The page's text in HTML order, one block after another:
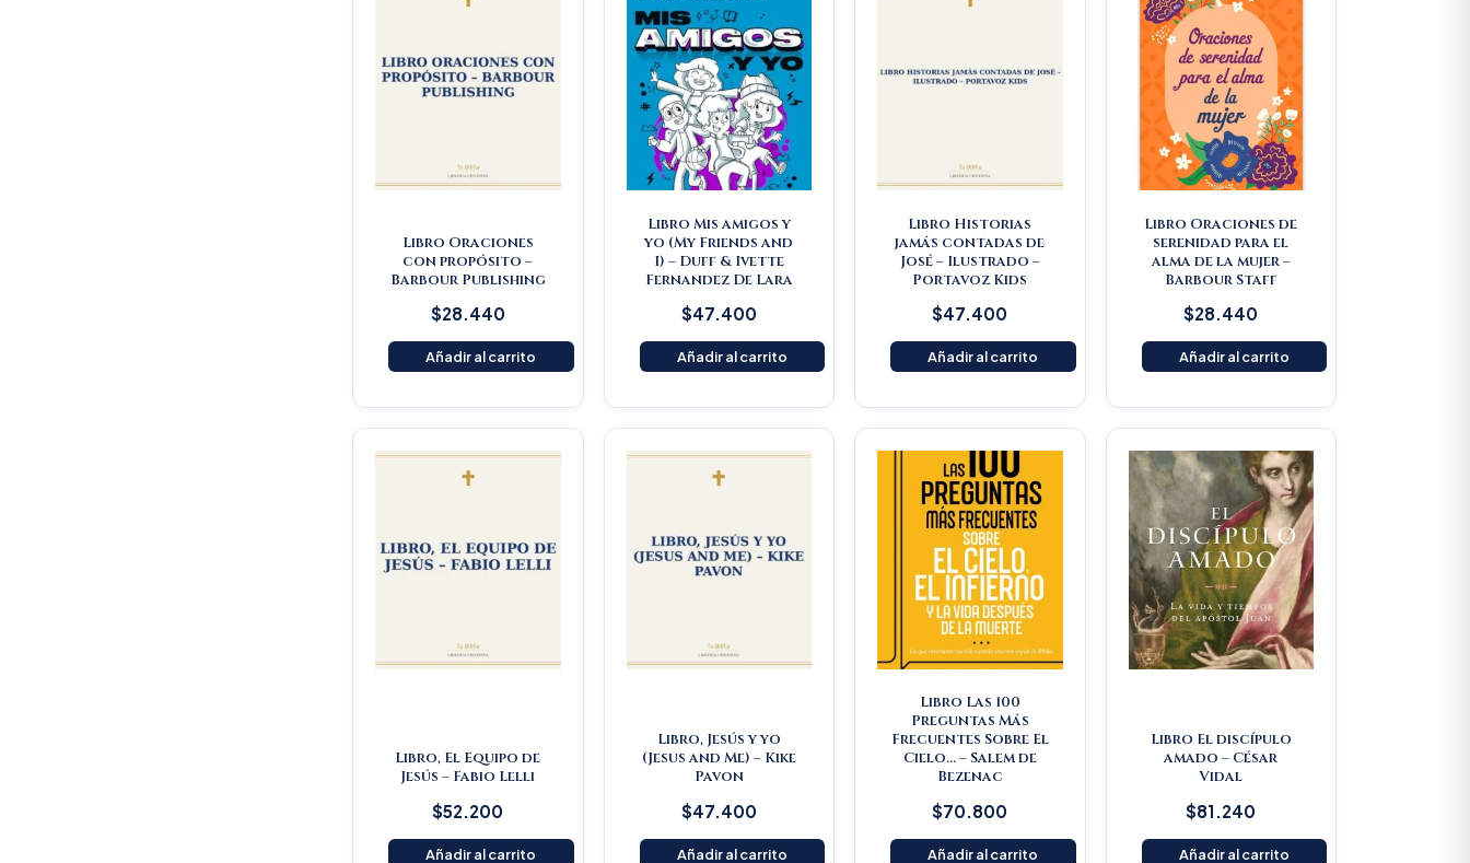
Libro Oraciones
con propósito –
Barbour Publishing
$28.440
Añadir al carrito
Libro Mis amigos y
yo (My Friends and
I) – Duff & Ivette
Fernandez De Lara
$47.400
Añadir al carrito
Libro Historias
jamás contadas de
José – Ilustrado –
Portavoz Kids
$47.400
Añadir al carrito
Libro Oraciones de
serenidad para el
alma de la mujer –
Barbour Staff
$28.440
Añadir al carrito
Libro, El Equipo de
Jesús – Fabio Lelli
$52.200
Añadir al carrito
Libro, Jesús y yo
(Jesus and Me) – Kike
Pavon
$47.400
Añadir al carrito
Libro Las 100
Preguntas Más
Frecuentes Sobre El
Cielo… – Salem de
Bezenac
$70.800
Añadir al carrito
Libro El discípulo
amado – César
Vidal
$81.240
Añadir al carrito